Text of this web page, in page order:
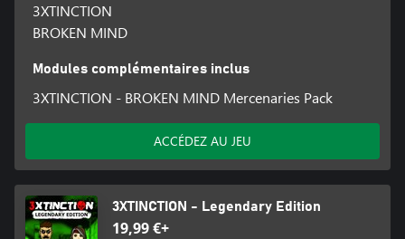
3XTINCTION
BROKEN MIND
Modules complémentaires inclus
3XTINCTION - BROKEN MIND Mercenaries Pack
ACCÉDEZ AU JEU
3XTINCTION - Legendary Edition
19,99 €+